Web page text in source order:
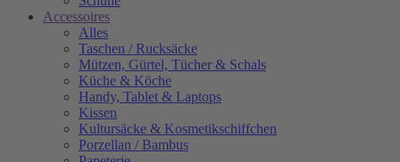
Accessoires
Alles
Taschen / Rucksäcke
Mützen, Gürtel, Tücher & Schals
Küche & Köche
Handy, Tablet & Laptops
Kissen
Kultursäcke & Kosmetikschiffchen
Porzellan / Bambus